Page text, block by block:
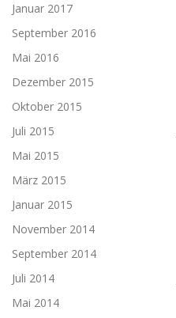
Januar 2017
September 2016
Mai 2016
Dezember 2015
Oktober 2015
Juli 2015
Mai 2015
März 2015
Januar 2015
November 2014
September 2014
Juli 2014
Mai 2014